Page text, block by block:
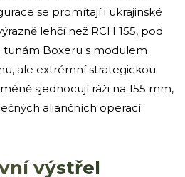
se promítají i ukrajinské
lehčí než RCH 155, pod
tunám Boxeru s modulem
ale extrémní strategickou
sjednocují ráži na 155 mm,
aliančních operací
výstřel